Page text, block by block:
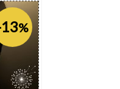
%